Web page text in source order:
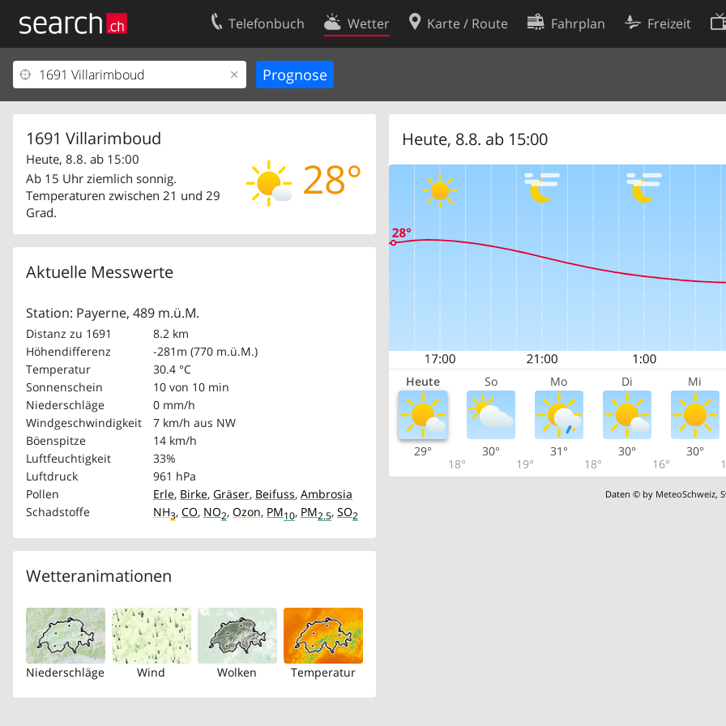
Telefonbuch Wetter Karte / Route Fahrplan Freizeit
1691 Villarimboud
28°
Heute, 8.8. ab 15:00
Ab 15 Uhr ziemlich sonnig.
Temperaturen zwischen 21 und 29
Grad.
Aktuelle Messwerte
Station: Payerne, 489 m.ü.M.
Distanz zu 1691
8.2 km
Höhendifferenz
-281m (770 m.ü.M.)
Temperatur
30.4 °C
Sonnenschein
10 von 10 min
Niederschläge
0 mm/h
Windgeschwindigkeit
7 km/h aus NW
Böenspitze
14 km/h
Luftfeuchtigkeit
33%
Luftdruck
961 hPa
Pollen
Erle, Birke, Gräser, Beifuss, Ambrosia
Schadstoffe
NH3, CO, NO2, Ozon, PM10, PM2.5, SO2
Wetteranimationen
Niederschläge Wind Wolken Temperatur
Heute, 8.8. ab 15:00
Heute So Mo Di Mi
29°
18°
30°
19°
31°
18°
30°
16°
30°
Daten © by MeteoSchweiz,
Ihr Eintrag
Kundencenter Geschäftskunden
Impressum
Kontakt
Nutzungsbedingungen
Cookie-Einstellungen